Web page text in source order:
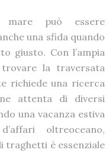
mare può essere
una sfida quando
giusto. Con l’ampia
la traversata
richiede una ricerca
attenta di diversi
una vacanza estiva
oltreoceano,
traghetti è essenziale